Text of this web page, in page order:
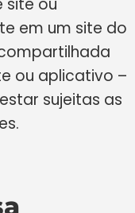
em um site do
ou aplicativo –
sujeitas as